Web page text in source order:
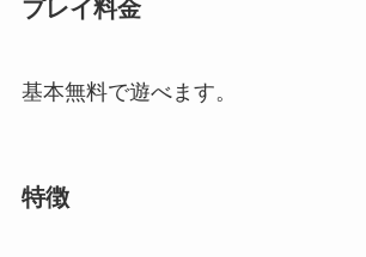
プレイ料金
基本無料で遊べます。
特徴